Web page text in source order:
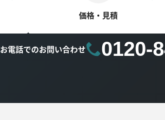
価格・見積
お電話でのお問い合わせ 0120-